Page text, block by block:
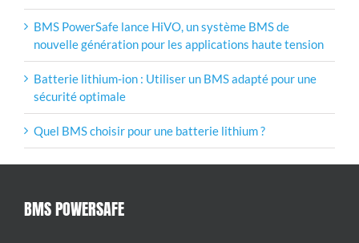
BMS PowerSafe lance HiVO, un système BMS de
nouvelle génération pour les applications haute tension
Batterie lithium-ion : Utiliser un BMS adapté pour une
sécurité optimale
Quel BMS choisir pour une batterie lithium ?
BMS POWERSAFE